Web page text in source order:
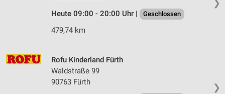
❯
Heute 09:00 - 20:00 Uhr |
Geschlossen
479,74 km
❯
Rofu Kinderland Fürth
Waldstraße 99
90763 Fürth
Verwendung reduzierter Daten zur Auswahl von
IAB-Besonderheiten:
Geräte anhand von aktiv angeforderten
Informationen identifizieren